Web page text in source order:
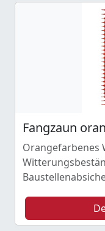
Fangzaun
Orangefarbenes